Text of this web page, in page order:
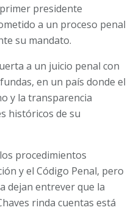
presidente
a un proceso penal
su mandato.
a un juicio penal con
en un país donde el
y la transparencia
históricos de su
procedimientos
y el Código Penal, pero
dejan entrever que la
rinda cuentas está